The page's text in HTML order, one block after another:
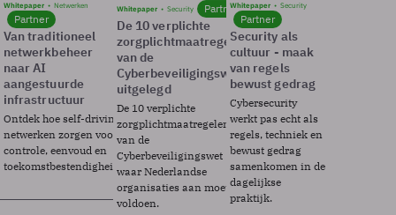
Whitepaper Netwerken
Partner
Van traditioneel
netwerkbeheer
naar AI
aangestuurde
infrastructuur
Ontdek hoe self-driving
netwerken zorgen voor
controle, eenvoud en
toekomstbestendigheid.
Whitepaper Security Partner
De 10 verplichte
zorgplichtmaatregelen
van de
Cyberbeveiligingswet
uitgelegd
De 10 verplichte
zorgplichtmaatregelen
van de
Cyberbeveiligingswet
waar Nederlandse
organisaties aan moeten
voldoen.
Whitepaper Security
Partner
Security als
cultuur - maak
van regels
bewust gedrag
Cybersecurity
werkt pas echt als
regels, techniek en
bewust gedrag
samenkomen in de
dagelijkse
praktijk.